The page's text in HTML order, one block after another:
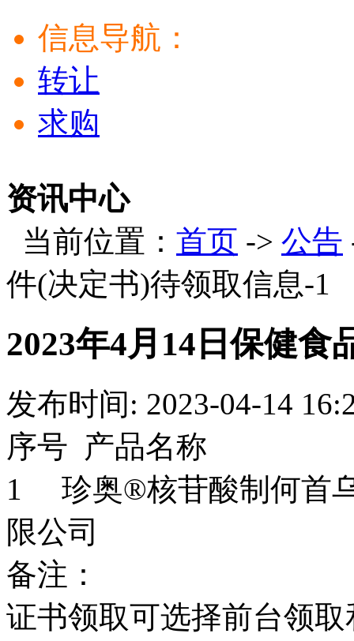
信息导航：
转让
求购
资讯中心
当前位置： 首页 -> 公告
件(决定书)待领取信息-1
2023年4月14日保健食
发布时间: 2023-04-14
序号 产品
1 珍奥®核苷酸制何首
限公司
备注：
证书领取可选择前台领